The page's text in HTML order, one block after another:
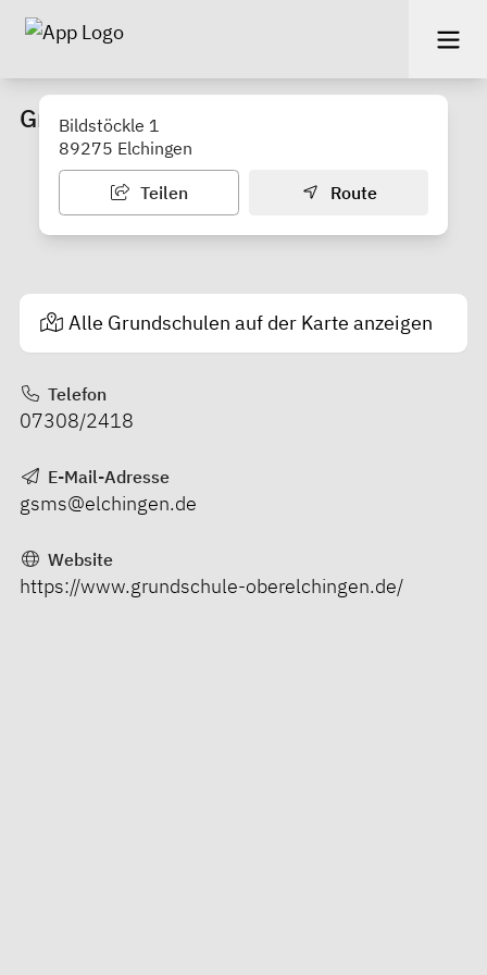
Grundschule Oberelchingen
Bildstöckle 1
89275 Elchingen
Teilen Route
Alle Grundschulen auf der Karte anzeigen
Telefon
07308/2418
E-Mail-Adresse
gsms@elchingen.de
Website
https://www.grundschule-oberelchingen.de/